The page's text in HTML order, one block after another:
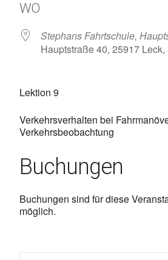
WO
Stephans Fahrtschule,
Hauptstraße 40, 25917
Lektion 9
Verkehrsverhalten bei
Verkehrsbeobachtung
Buchungen
Buchungen sind für diese
möglich.